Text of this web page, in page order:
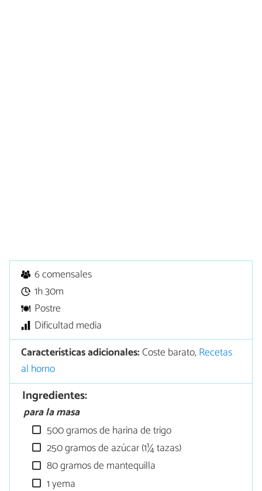
6 comensales
1h 30m
Postre
Dificultad media
Características adicionales:Coste barato,Recetas
al horno
Ingredientes:
para la masa
500 gramos de harina de trigo
250 gramos de azúcar (1¼ tazas)
80 gramos de mantequilla
1 yema